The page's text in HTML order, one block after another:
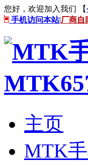
您好，欢迎加入我们 【
手机访问本站|厂商自
主页
MTK